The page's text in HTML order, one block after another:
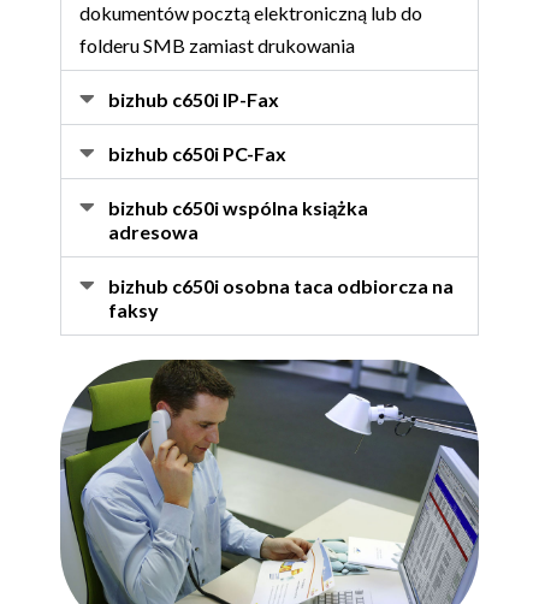
dokumentów pocztą elektroniczną lub do
folderu SMB zamiast drukowania
bizhub c650i IP-Fax
bizhub c650i PC-Fax
bizhub c650i wspólna książka
adresowa
bizhub c650i osobna taca odbiorcza na
faksy